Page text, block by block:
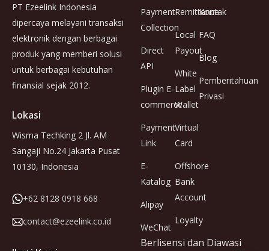
PT Ezeelink Indonesia
dipercaya melayani transaksi
elektronik dengan berbagai
produk yang memberi solusi
untuk berbagai kebutuhan
finansial sejak 2012.
Lokasi
Wisma Techking 2 Jl. AM
Sangaji No.24 Jakarta Pusat
10130, Indonesia
+62 8128 0918 668
contact@ezeelink.co.id
Payment
Collection
Direct
API
Plugin E-
commerce
Payment
Link
E-
Katalog
Alipay
WeChat
Remittance
Local
Payout
White
Label
Wallet
Virtual
Card
Offshore
Bank
Account
Loyalty
Kontak
FAQ
Blog
Pemberitahuan
Privasi
Berlisensi dan Diawasi